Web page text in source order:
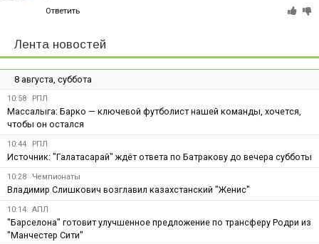
Ответить
Лента новостей
8 августа, суббота
10:58 РПЛ
Массалыга: Барко — ключевой футболист нашей команды, хочется,
чтобы он остался
10:44 РПЛ
Источник: "Галатасарай" ждёт ответа по Батракову до вечера субботы
10:28 Чемпионаты
Владимир Слишкович возглавил казахстанский "Женис"
10:14 АПЛ
"Барселона" готовит улучшенное предложение по трансферу Родри из
"Манчестер Сити"